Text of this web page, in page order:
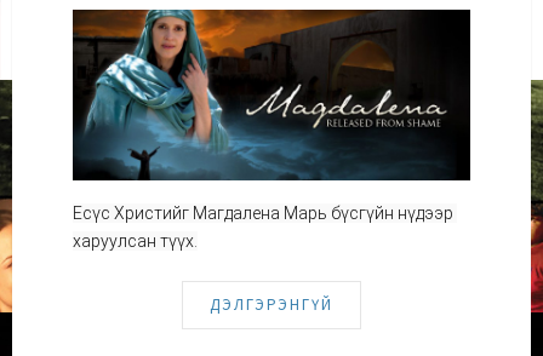
Есүс Христийг Магдалена Марь бүсгүйн нүдээр
харуулсан түүх.
ДЭЛГЭРЭНГҮЙ